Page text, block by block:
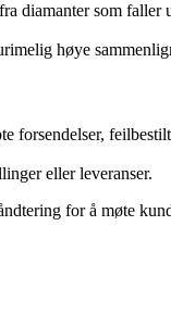
diamanter som
høye
eller leveranser.
for å møte